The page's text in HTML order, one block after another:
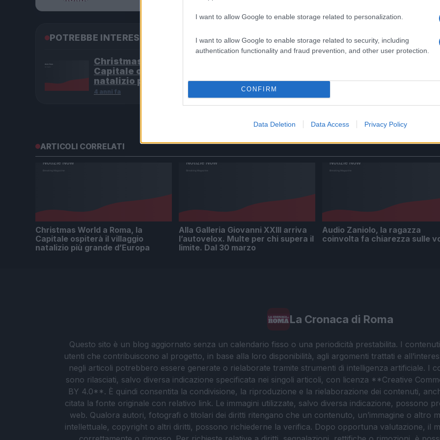
I want to allow Google to enable storage related to personalization.
I want to allow Google to enable storage related to security, including
authentication functionality and fraud prevention, and other user protection.
CONFIRM
Data Deletion Data Access Privacy Policy
POTREBBE INTERESSARTI
Christmas World a Roma, la
Capitale ospiterà il villaggio
natalizio più grande d’Europa
4 anni fa
supera il limite. Dal 30 marzo
ARTICOLI CORRELATI
Christmas World a Roma, la
Capitale ospiterà il villaggio
natalizio più grande d’Europa
Alla Galleria Giovanni XXIII arriva
l’autovelox. Multe per chi supera il
limite. Dal 30 marzo
Audio Zaniolo, la ragazza
coinvolta fa chiarezza sulle
La Cronaca di Roma
Questo sito è un blog aggiornato senza un calendario fisso o una periodicità prestabilita. I
utenti che contribuiscono al progetto, in base alla loro disponibilità, agli argomenti trattati e
negli articoli potrebbero essere generate o rielaborate tramite strumenti di intelligenza artificiale. I
sono rilasciati, salvo diversa indicazione specificata nei singoli articoli, con licenza **Creative
BY 4.0**. È quindi consentita la condivisione, la riproduzione e la rielaborazione dei contenuti,
citata la fonte originale con relativo link. Le immagini utilizzate, salvo diversa indicazione, possono
web. Qualora autori, fotografi o titolari dei diritti ritengano che un contenuto, un’immagine o altro
intellettuale, copyright o altri diritti, possono richiederne la verifica. Dopo opportuna valutazione, il